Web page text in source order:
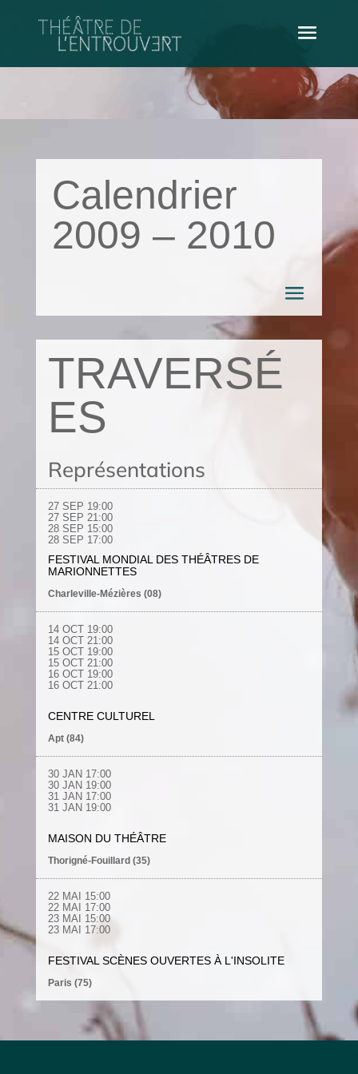
Calendrier
2009 – 2010
TRAVERSÉ
ES
Représentations
27 SEP 19:00
27 SEP 21:00
28 SEP 15:00
28 SEP 17:00
FESTIVAL MONDIAL DES THÉÂTRES DE
MARIONNETTES
Charleville-Mézières (08)
14 OCT 19:00
14 OCT 21:00
15 OCT 19:00
15 OCT 21:00
16 OCT 19:00
16 OCT 21:00
CENTRE CULTUREL
Apt (84)
30 JAN 17:00
30 JAN 19:00
31 JAN 17:00
31 JAN 19:00
MAISON DU THÉÂTRE
Thorigné-Fouillard (35)
22 MAI 15:00
22 MAI 17:00
23 MAI 15:00
23 MAI 17:00
FESTIVAL SCÈNES OUVERTES À L'INSOLITE
Paris (75)